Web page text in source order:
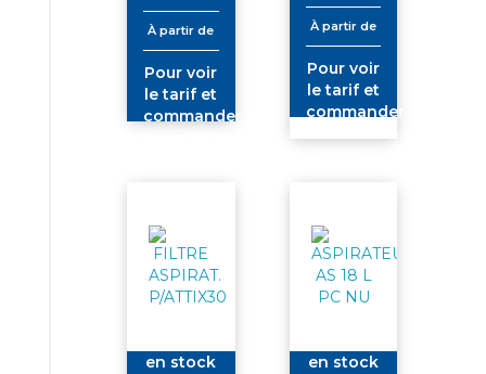
À partir de
Pour voir
le tarif et
commander
À partir de
Pour voir
le tarif et
commander
en stock
en stock